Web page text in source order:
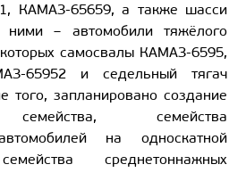
КАМАЗ-65659, а также шасси
– автомобили тяжёлого
самосвалы КАМАЗ-6595,
65952 и седельный тягач
того, запланировано создание
семейства, семейства
на односкатной
среднетоннажных